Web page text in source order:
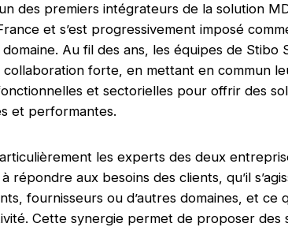
des premiers intégrateurs de la solution
et s’est progressivement imposé
Au fil des ans, les équipes de Stibo
collaboration forte, en mettant en commun
et sectorielles pour offrir des
et performantes.
les experts des deux
répondre aux besoins des clients, qu’il
fournisseurs ou d’autres domaines, et ce
Cette synergie permet de proposer des